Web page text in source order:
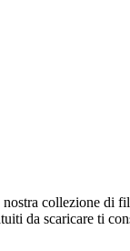
collezione di
da scaricare ti